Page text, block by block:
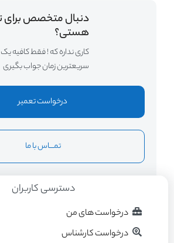
دنبال متخصص برای
هستی؟
کاری نداره که ! فقط کافیه
سریعترین زمان جواب بگیری
درخواست تعمیر
تمــــاس با ما
دسترسی کاربران
درخواست های من
درخواست کارشناس